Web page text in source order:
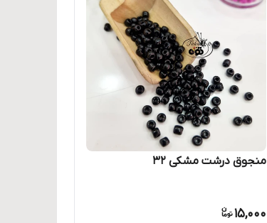
منجوق درشت مشکی ۳۲
15,000